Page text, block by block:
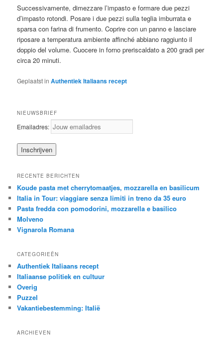
Successivamente, dimezzare l’impasto e formare due pezzi
d’impasto rotondi. Posare i due pezzi sulla teglia imburrata e
sparsa con farina di frumento. Coprire con un panno e lasciare
riposare a temperatura ambiente affinché abbiano raggiunto il
doppio del volume. Cuocere in forno preriscaldato a 200 gradi per
circa 20 minuti.
Geplaatst in Authentiek Italiaans recept
NIEUWSBRIEF
Emailadres:
RECENTE BERICHTEN
Koude pasta met cherrytomaatjes, mozzarella en basilicum
Italia in Tour: viaggiare senza limiti in treno da 35 euro
Pasta fredda con pomodorini, mozzarella e basilico
Molveno
Vignarola Romana
CATEGORIEËN
Authentiek Italiaans recept
Italiaanse politiek en cultuur
Overig
Puzzel
Vakantiebestemming: Italië
ARCHIEVEN